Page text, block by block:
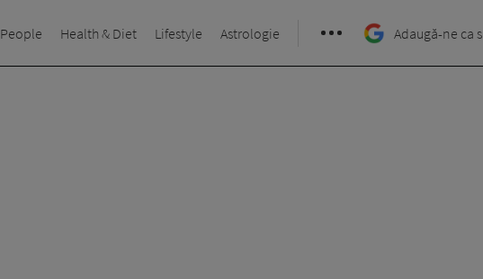
People Health & Diet Lifestyle Astrologie Adaugă-ne ca